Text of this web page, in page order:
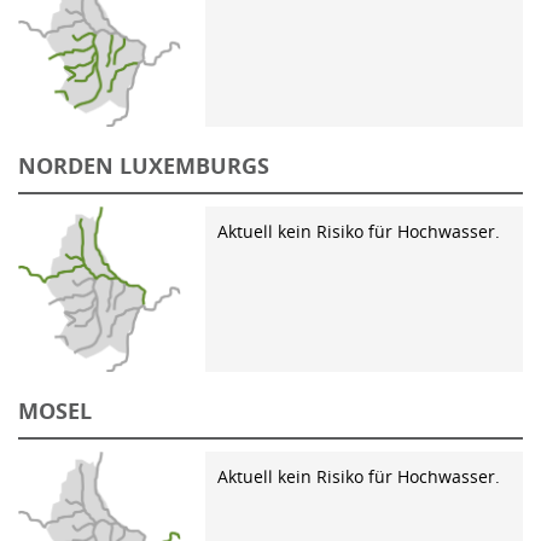
NORDEN LUXEMBURGS
Aktuell kein Risiko für Hochwasser.
MOSEL
Aktuell kein Risiko für Hochwasser.